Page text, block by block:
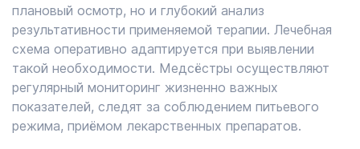
плановый осмотр, но и глубокий анализ
результативности применяемой терапии. Лечебная
схема оперативно адаптируется при выявлении
такой необходимости. Медсёстры осуществляют
регулярный мониторинг жизненно важных
показателей, следят за соблюдением питьевого
режима, приёмом лекарственных препаратов.